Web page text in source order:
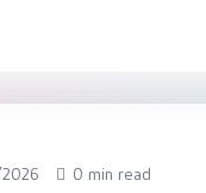
0 min read